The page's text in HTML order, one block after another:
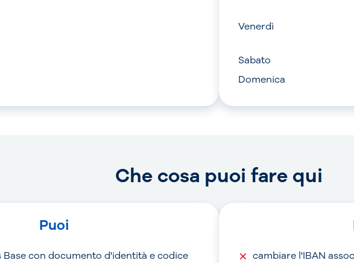
Venerdì
Sabato
Domenica
Che cosa puoi fare qui
Puoi
Base con documento d'identità e codice
cambiare l'IBAN